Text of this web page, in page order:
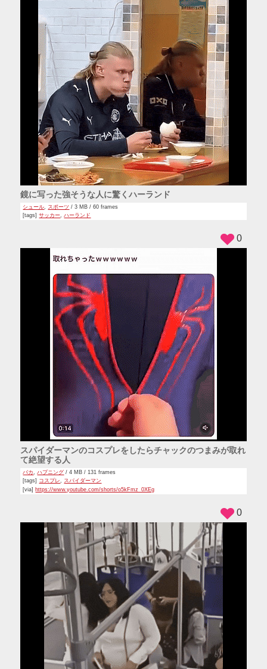
鏡に写った強そうな人に驚くハーランド
シュール スポーツ / 3 MB / 60 frames
[tags]サッカー,ハーランド
スパイダーマンのコスプレをしたらチャックのつまみが取れ
て絶望する人
バカ ,ハプニング / 4 MB / 131 frames
[tags] コスプレ, スパイダーマン
[via] https://www.youtube.com/shorts/o5kFmz_0XEg
0
0